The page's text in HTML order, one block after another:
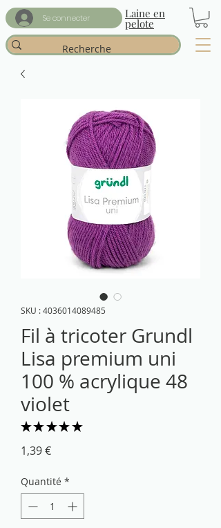
Se connecter Laine en
pelote
SKU : 4036014089485
Fil à tricoter Grundl
Lisa premium uni
100 % acrylique 48
violet
★ ★ ★ ★ ★
1,39 €Prix
Quantité *